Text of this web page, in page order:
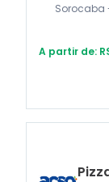
Sorocaba
A partir de: